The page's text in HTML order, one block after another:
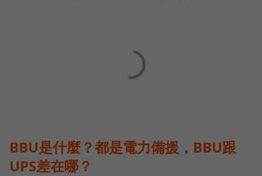
BBU是什麼？都是電力備援，BBU跟
UPS差在哪？